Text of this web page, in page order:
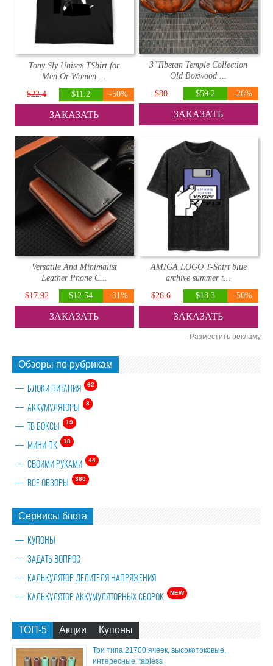
Tony Sly Unisex TShirt for
Men Or Women ...
$22.4
$11.2 -50%
ЗАКАЗАТЬ
3"Tibetan Temple Collection
Old Boxwood ...
$80
$59.2 -26%
ЗАКАЗАТЬ
Versatile And Minimalist
Leather Phone C...
$17.92
$12.54 -31%
ЗАКАЗАТЬ
AMIGA LOGO T-Shirt blue
archive summer t...
$26.6
$13.3 -50%
ЗАКАЗАТЬ
Разместить рекламу
Обзоры по рубрикам
62
БЛОКИ ПИТАНИЯ
8
АККУМУЛЯТОРЫ
19
ТВ БОКСЫ
18
МИНИ ПК
44
СВОИМИ РУКАМИ
380
ВСЕ ОБЗОРЫ
Сервисы блога
КУПОНЫ
ЗАДАТЬ ВОПРОС
КАЛЬКУЛЯТОР ДЕЛИТЕЛЯ НАПРЯЖЕНИЯ
NEW
КАЛЬКУЛЯТОР АККУМУЛЯТОРНЫХ СБОРОК
ТОП-5 Акции Купоны
Три типа 21700 ячеек, высокотоковые,
интересные, tabless